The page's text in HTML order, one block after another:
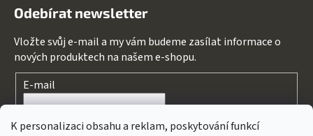
K personalizaci obsahu a reklam, poskytování funkcí
Odebírat newsletter
Vložte svůj e-mail a my vám budeme zasílat informace o
nových produktech na našem e-shopu.
E-mail
Souhlasím spodmínkami ochrany osobních údajů